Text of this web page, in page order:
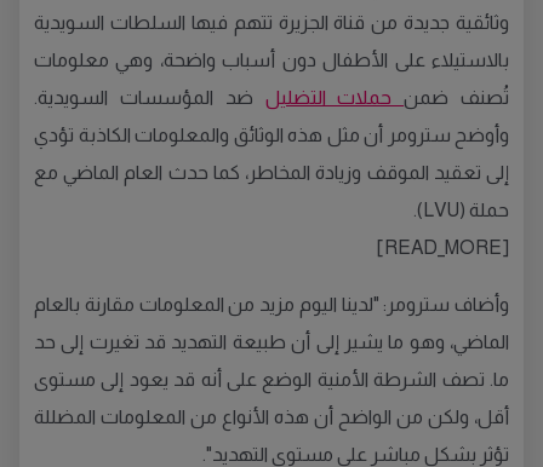
وثائقية جديدة من قناة الجزيرة تتهم فيها السلطات السويدية
بالاستيلاء على الأطفال دون أسباب واضحة، وهي معلومات
تُصنف ضمنحملات التضليل ضد المؤسسات السويدية.
وأوضح سترومر أن مثل هذه الوثائق والمعلومات الكاذبة تؤدي
إلى تعقيد الموقف وزيادة المخاطر، كما حدث العام الماضي مع
حملة (LVU).
[READ_MORE]
وأضاف سترومر: "لدينا اليوم مزيد من المعلومات مقارنة بالعام
الماضي، وهو ما يشير إلى أن طبيعة التهديد قد تغيرت إلى حد
ما. تصف الشرطة الأمنية الوضع على أنه قد يعود إلى مستوى
أقل، ولكن من الواضح أن هذه الأنواع من المعلومات المضللة
تؤثر بشكل مباشر على مستوى التهديد".